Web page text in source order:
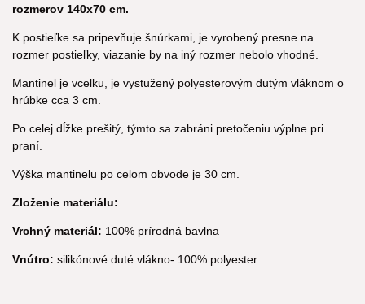
rozmerov 140x70 cm.
K postieľke sa pripevňuje šnúrkami, je vyrobený presne na
rozmer postieľky, viazanie by na iný rozmer nebolo vhodné.
Mantinel je vcelku, je vystužený polyesterovým dutým vláknom o
hrúbke cca 3 cm.
Po celej dĺžke prešitý, týmto sa zabráni pretočeniu výplne pri
praní.
Výška mantinelu po celom obvode je 30 cm.
Zloženie materiálu:
Vrchný materiál: 100% prírodná bavlna
Vnútro: silikónové duté vlákno- 100% polyester.